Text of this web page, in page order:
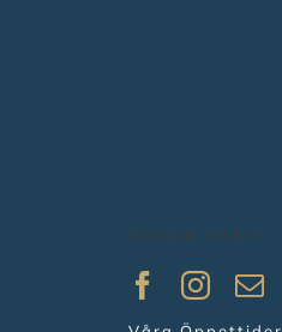
Sociala medier